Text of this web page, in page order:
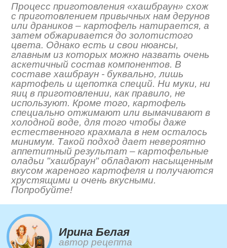
Процесс приготовления «хашбраун» схож
с приготовлением привычных нам дерунов
или драников – картофель натирается, а
затем обжаривается до золотистого
цвета. Однако есть и свои нюансы,
главным из которых можно назвать очень
аскетичный состав компонентов. В
составе хашбраун - буквально, лишь
картофель и щепотка специй. Ни муки, ни
яиц в приготовлении, как правило, не
используют. Кроме того, картофель
специально отжимают или вымачивают в
холодной воде, для того чтобы даже
естественного крахмала в нем осталось
минимум. Такой подход дает невероятно
аппетитный результат – картофельные
оладьи "хашбраун" обладают насыщенным
вкусом жареного картофеля и получаются
хрустящими и очень вкусными.
Попробуйте!
Ирина Белая
автор рецепта